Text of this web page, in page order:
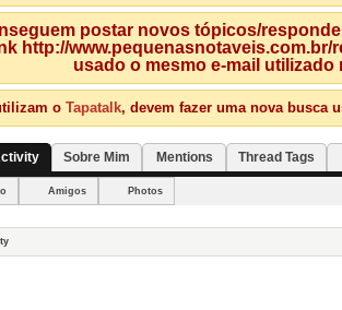
postar novos tópicos/
http://
usado o mesmo e-mail
o Tapatalk, devem fazer uma nova busca
Sobre Mim Mentions Thread Tags
Amigos Photos